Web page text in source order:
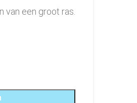
van een groot ras.